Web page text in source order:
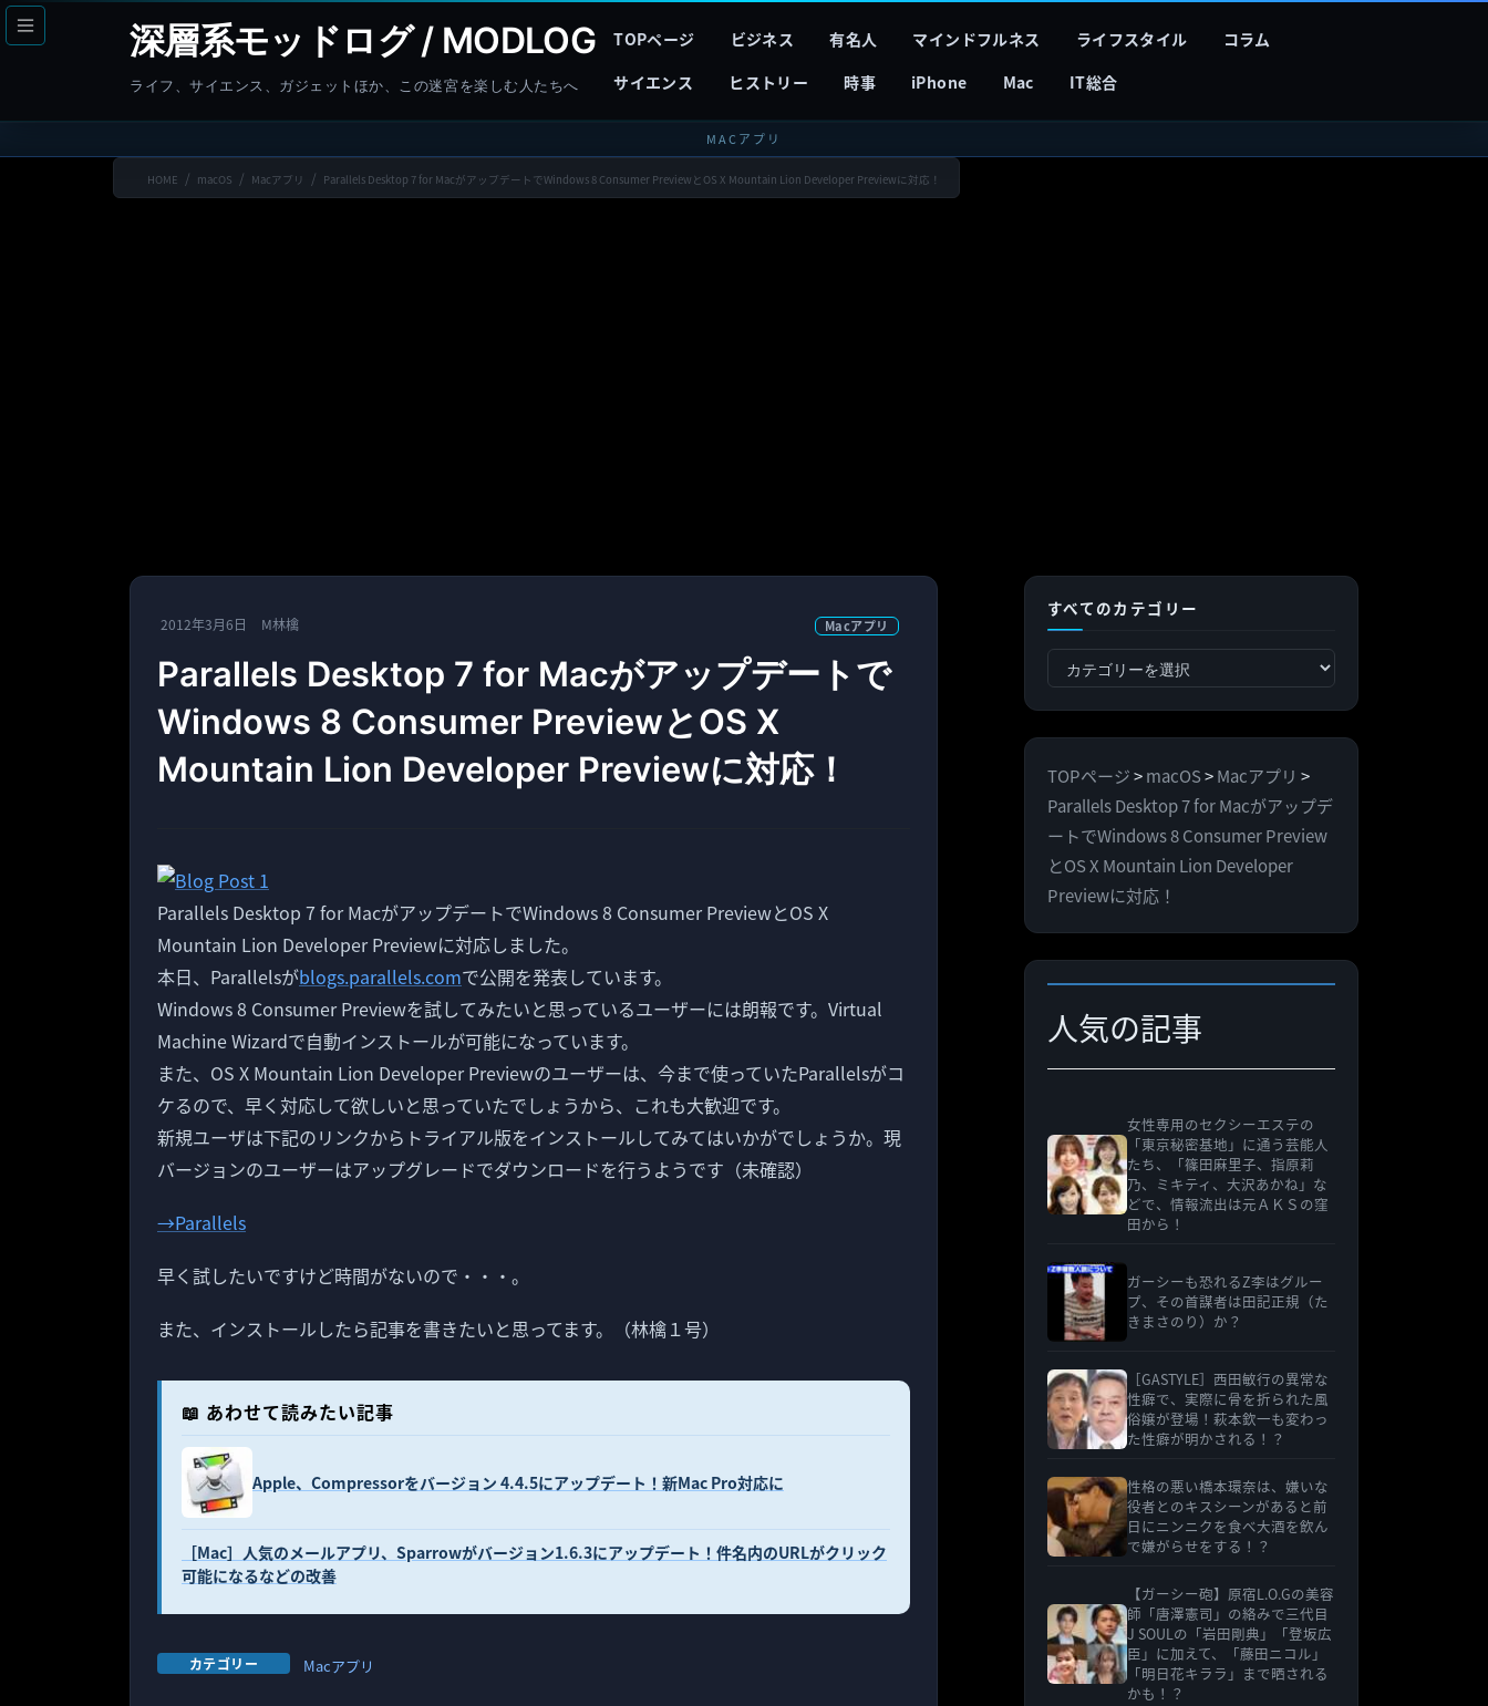
コ
ン
へ
ナ
ビ
ョ
深層系モッドログ / MODLOG
ライフ、サイエンス、ガジェットほか、この迷宮を楽しむ人たちへ
TOPページ ビジネス 有名人 マインドフルネス ライフスタイル
コラム
サイエンス
ヒストリー 時事 iPhone Mac IT総合
MACアプリ
HOME macOS Macアプリ Parallels Desktop 7 for MacがアップデートでWindows 8 Consumer PreviewとOS X Mountain Lion Developer Previewに対応！
2012年3月6日 M林檎 Macアプリ
Parallels Desktop 7 for Macがアップデートで
Windows 8 Consumer PreviewとOS X
Mountain Lion Developer Previewに対応！
Parallels Desktop 7 for MacがアップデートでWindows 8 Consumer PreviewとOS X
Mountain Lion Developer Previewに対応しました。
本日、Parallelsがblogs.parallels.comで公開を発表しています。
Windows 8 Consumer Previewを試してみたいと思っているユーザーには朗報です。Virtual
Machine Wizardで自動インストールが可能になっています。
また、OS X Mountain Lion Developer Previewのユーザーは、今まで使っていたParallelsがコ
ケるので、早く対応して欲しいと思っていたでしょうから、これも大歓迎です。
新規ユーザは下記のリンクからトライアル版をインストールしてみてはいかがでしょうか。現
バージョンのユーザーはアップグレードでダウンロードを行うようです（未確認）
→Parallels
早く試したいですけど時間がないので・・・。
また、インストールしたら記事を書きたいと思ってます。（林檎１号）
📖 あわせて読みたい記事
Apple、Compressorをバージョン 4.4.5にアップデート！新Mac Pro対応に
［Mac］人気のメールアプリ、Sparrowがバージョン1.6.3にアップデート！件名内のURLがクリック
可能になるなどの改善
カテゴリー Macアプリ
すべてのカテゴリー
べ
カ
テ
ゴ
リ
ー
TOPページ>macOS>Macアプリ >
Parallels Desktop 7 for Macがアップデ
ートでWindows 8 Consumer Preview
とOS X Mountain Lion Developer
Previewに対応！
人気の記事
女性専用のセクシーエステの
「東京秘密基地」に通う芸能人
たち、「篠田麻里子、指原莉
乃、ミキティ、大沢あかね」な
どで、情報流出は元ＡＫＳの窪
田から！
ガーシーも恐れるZ李はグルー
プ、その首謀者は田記正規（た
きまさのり）か？
［GASTYLE］西田敏行の異常な
性癖で、実際に骨を折られた風
俗嬢が登場！萩本欽一も変わっ
た性癖が明かされる！？
性格の悪い橋本環奈は、嫌いな
役者とのキスシーンがあると前
日にニンニクを食べ大酒を飲ん
で嫌がらせをする！？
【ガーシー砲】原宿L.O.Gの美容
師「唐澤憲司」の絡みで三代目
J SOULの「岩田剛典」「登坂広
臣」に加えて、「藤田ニコル」
「明日花キララ」まで晒される
かも！？